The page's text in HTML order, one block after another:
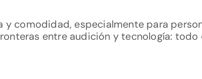
comodidad, especialmente para
entre audición y tecnología: